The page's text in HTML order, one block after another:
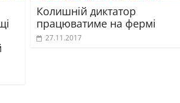
Колишній диктатор
працюватиме на фермі
27.11.2017